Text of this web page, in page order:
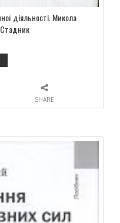
діяльності. Микола
SHARE